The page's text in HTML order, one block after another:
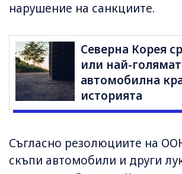
нарушение на санкциите.
Северна Корея
или най-
автомобилна
историята
Съгласно резолюциите на
скъпи автомобили и други